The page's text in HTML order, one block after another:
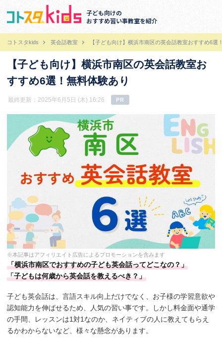
子ども向けの
おすすめ習い事教室を紹介
コトスタkids 英会話教室 【子ども向け】横浜市南区の英会話教室おすすめ6選
【子ども向け】横浜市南区の英会話教室お
すすめ6選！無料体験あり
最終更新：2025年6月5日 (木) 16:26 PR
※本記事はアフィリエイト広告によるプロモーションを含みます
「横浜市南区でおすすめの子ども英会話ってどこなの？」
「子どもは何歳から英会話を教えるべき？」
子ども英会話は、言語スキル向上だけでなく、お子様の学習意欲や
認知能力を伸ばせるため、人気の習い事です。しかし料金面や通学
の手間、レッスンは1対1なのか、ネイティブの人に教えてもらえ
るかわからないなど、様々な懸念があります。